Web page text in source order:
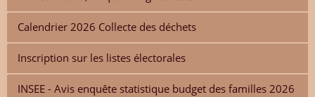
Calendrier 2026 Collecte des déchets
Inscription sur les listes électorales
INSEE - Avis enquête statistique budget des familles 2026